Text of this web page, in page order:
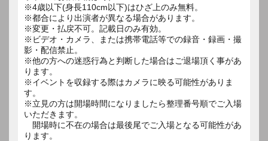
※4歳以下(身長110cm以下)はひざ上のみ無料。
※都合により出演者が異なる場合があります。
※変更・払戻不可。記載日のみ有効。
※ビデオ・カメラ、または携帯電話等での録音・録画・撮
影・配信禁止。
※他の方への迷惑行為と判断した場合はご退場頂く事があ
ります。
※イベントを収録する際はカメラに映る可能性がありま
す。
※立見の方は開場時間になりましたら整理番号順でご入場
いただきます。
開場時に不在の場合は最後尾でご入場となる可能性があ
ります。